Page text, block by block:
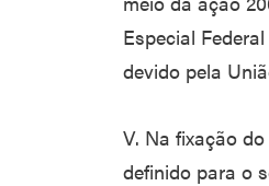
Especial
devido pela
V. Na fixação
definido para o